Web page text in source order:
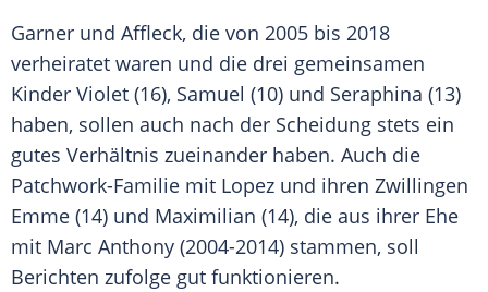
Garner und Affleck, die von 2005 bis 2018
verheiratet waren und die drei gemeinsamen
Kinder Violet (16), Samuel (10) und Seraphina (13)
haben, sollen auch nach der Scheidung stets ein
gutes Verhältnis zueinander haben. Auch die
Patchwork-Familie mit Lopez und ihren Zwillingen
Emme (14) und Maximilian (14), die aus ihrer Ehe
mit Marc Anthony (2004-2014) stammen, soll
Berichten zufolge gut funktionieren.